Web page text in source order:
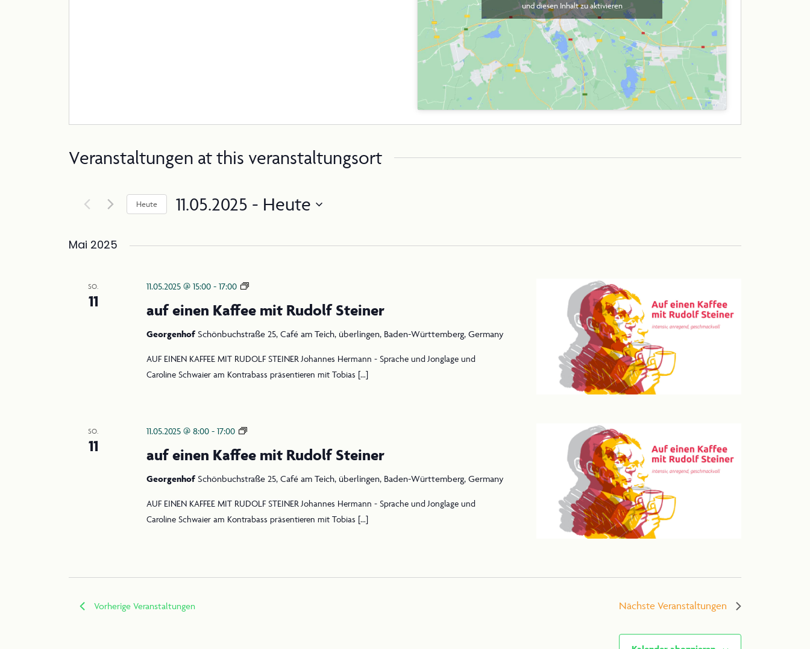
ÜBER UNS
PRESSE & MEDIEN
KONTAKT
und diesen Inhalt zu aktivieren
Veranstaltungen at this veranstaltungsort
Heute 11.05.2025 - Heute
Mai 2025
SO.
11
11.05.2025 @ 15:00 -17:00
auf
Kaffee
mit
Steiner
auf einen Kaffee mit Rudolf Steiner
GeorgenhofSchönbuchstraße 25, Café am Teich, überlingen, Baden-Württemberg, Germany
AUF EINEN KAFFEE MIT RUDOLF STEINER Johannes Hermann - Sprache und Jonglage und
Caroline Schwaier am Kontrabass präsentieren mit Tobias […]
SO.
11
11.05.2025 @ 8:00 -17:00
auf
Kaffee
mit
Steiner
auf einen Kaffee mit Rudolf Steiner
GeorgenhofSchönbuchstraße 25, Café am Teich, überlingen, Baden-Württemberg, Germany
AUF EINEN KAFFEE MIT RUDOLF STEINER Johannes Hermann - Sprache und Jonglage und
Caroline Schwaier am Kontrabass präsentieren mit Tobias […]
Vorherige Veranstaltungen Nächste Veranstaltungen